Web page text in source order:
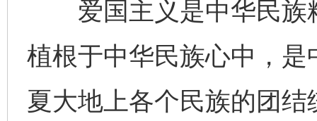
爱国主义是中华民族
植根于中华民族心中，
夏大地上各个民族的团